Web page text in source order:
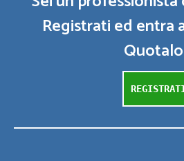
Registrati ed entra